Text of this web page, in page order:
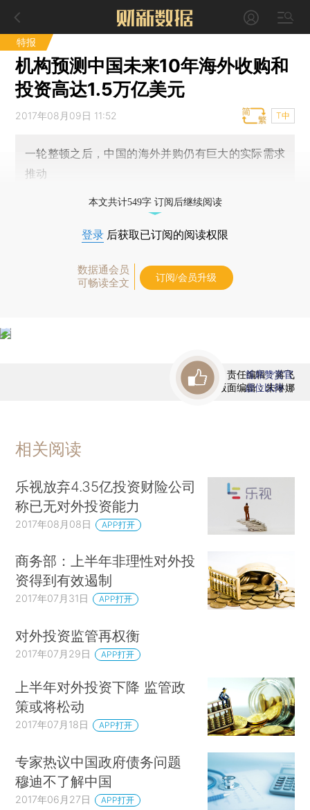
特报
机构预测中国未来10年海外收购和
投资高达1.5万亿美元
2017年08月09日 11:52 T中
一轮整顿之后，中国的海外并购仍有巨大的实际需求
推动
本文共计549字 订阅后继续阅读
登录 后获取已订阅的阅读权限
数据通会员
可畅读全文
订阅/会员升级
责任编辑：蒋飞
版面编辑：朱琳娜
首席赞赏官
虚位以待
相关阅读
乐视放弃4.35亿投资财险公司
称已无对外投资能力
2017年08月08日 APP打开
商务部：上半年非理性对外投
资得到有效遏制
2017年07月31日 APP打开
对外投资监管再权衡
2017年07月29日 APP打开
上半年对外投资下降 监管政
策或将松动
2017年07月18日 APP打开
专家热议中国政府债务问题
穆迪不了解中国
2017年06月27日 APP打开